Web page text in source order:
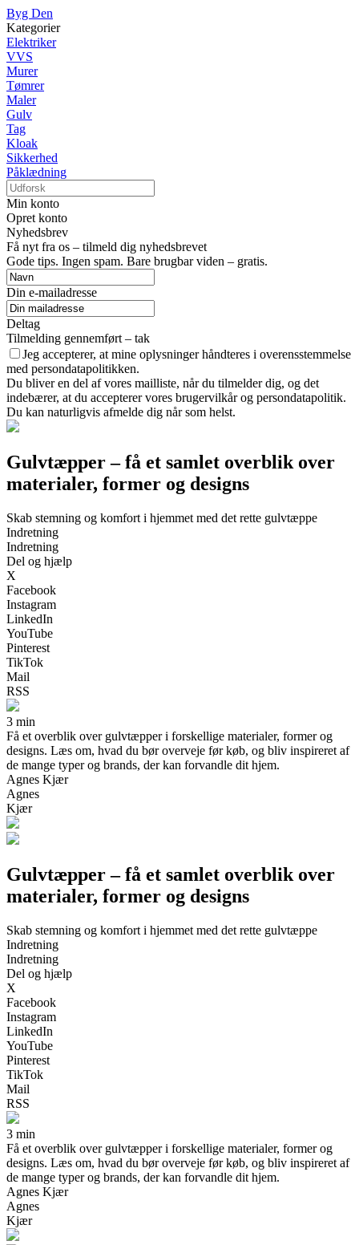
Byg Den
Kategorier
Elektriker
VVS
Murer
Tømrer
Maler
Gulv
Tag
Kloak
Sikkerhed
Påklædning
Min konto
Opret konto
Nyhedsbrev
Få nyt fra os – tilmeld dig nyhedsbrevet
Gode tips. Ingen spam. Bare brugbar viden – gratis.
Din e-mailadresse
Deltag
Tilmelding gennemført – tak
Jeg accepterer, at mine oplysninger håndteres i overensstemmelse
med persondatapolitikken.
Du bliver en del af vores mailliste, når du tilmelder dig, og det
indebærer, at du accepterer vores brugervilkår og persondatapolitik.
Du kan naturligvis afmelde dig når som helst.
Gulvtæpper – få et samlet overblik over
materialer, former og designs
Skab stemning og komfort i hjemmet med det rette gulvtæppe
Indretning
Indretning
Del og hjælp
X
Facebook
Instagram
LinkedIn
YouTube
Pinterest
TikTok
Mail
RSS
3 min
Få et overblik over gulvtæpper i forskellige materialer, former og
designs. Læs om, hvad du bør overveje før køb, og bliv inspireret af
de mange typer og brands, der kan forvandle dit hjem.
Agnes Kjær
Agnes
Kjær
Gulvtæpper – få et samlet overblik over
materialer, former og designs
Skab stemning og komfort i hjemmet med det rette gulvtæppe
Indretning
Indretning
Del og hjælp
X
Facebook
Instagram
LinkedIn
YouTube
Pinterest
TikTok
Mail
RSS
3 min
Få et overblik over gulvtæpper i forskellige materialer, former og
designs. Læs om, hvad du bør overveje før køb, og bliv inspireret af
de mange typer og brands, der kan forvandle dit hjem.
Agnes Kjær
Agnes
Kjær